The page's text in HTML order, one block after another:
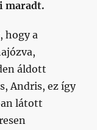
maradt.
hogy a
áldott
Andris, ez így
látott